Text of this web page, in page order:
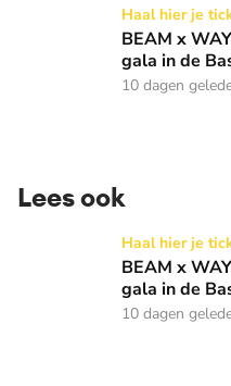
BEAM x WAY: Kom naar
Haal hier je
BEAM x
gala in de
10 dagen
Lees ook
BEAM x WAY: Kom naar
Haal hier je
BEAM x
gala in de
10 dagen